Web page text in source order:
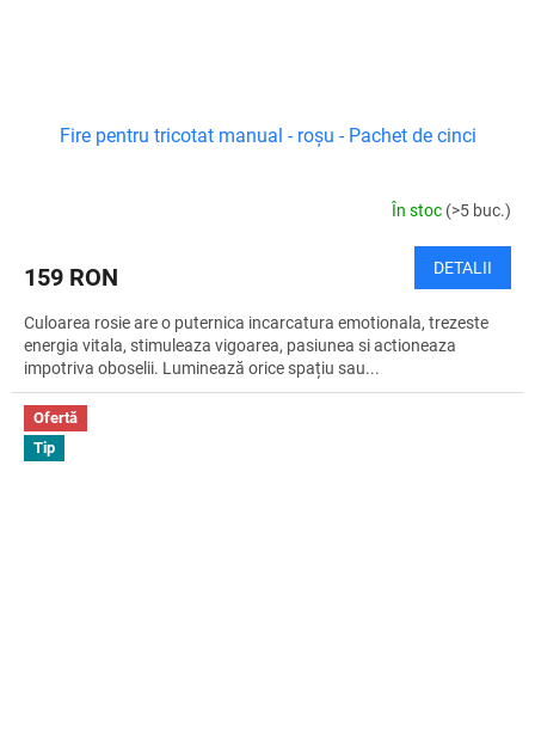
Fire pentru tricotat manual - roșu - Pachet de cinci
În stoc (>5 buc.)
159 RON DETALII
Culoarea rosie are o puternica incarcatura emotionala, trezeste
energia vitala, stimuleaza vigoarea, pasiunea si actioneaza
impotriva oboselii. Luminează orice spațiu sau...
Ofertă
Tip